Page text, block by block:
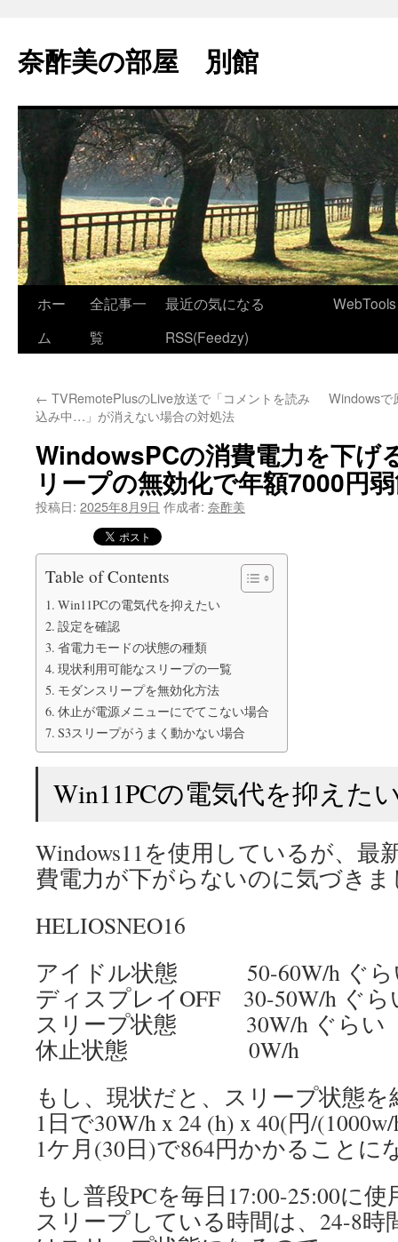
テ
ン
へ
ス
キ
ッ
プ
奈酢美の部屋 別館
ホー
ム
全記事一
覧
最近の気になる
RSS(Feedzy)
WebTools
← TVRemotePlusのLive放送で「コメントを読み
込み中…」が消えない場合の対処法
Windowsで
WindowsPCの消費電力を下げ
リープの無効化で年額7000円
投稿日: 2025年8月9日 作成者: 奈酢美
Table of Contents
Win11PCの電気代を抑えたい
設定を確認
省電力モードの状態の種類
現状利用可能なスリープの一覧
モダンスリープを無効化方法
休止が電源メニューにでてこない場合
S3スリープがうまく動かない場合
Win11PCの電気代を抑えた
Windows11を使用しているが、最
費電力が下がらないのに気づきま
HELIOSNEO16
アイドル状態 50-60W/h ぐら
ディスプレイOFF 30-50W/h ぐら
スリープ状態 30W/h ぐらい
休止状態 0W/h
もし、現状だと、スリープ状態
1日で30W/h x 24 (h) x 40(円/
1ケ月(30日)で864円かかることに
もし普段PCを毎日17:00-25:00に
スリープしている時間は、24-8時